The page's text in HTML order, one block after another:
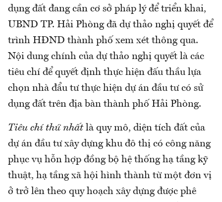
dụng đất đang cần cơ sở pháp lý để triển khai,
UBND TP. Hải Phòng đã dự thảo nghị quyết để
trình HĐND thành phố xem xét thông qua.
Nội dung chính của dự thảo nghị quyết là các
tiêu chí để quyết định thực hiện đấu thầu lựa
chọn nhà đẩu tư thực hiện dự án đầu tư có sử
dụng đất trên địa bàn thành phố Hải Phòng.
Tiêu chí thứ nhấtlà quy mô, diện tích đất của
dự án đầu tư xây dựng khu đô thị có công năng
phục vụ hỗn hợp đồng bộ hệ thống hạ tầng kỹ
thuật, hạ tầng xã hội hình thành từ một đơn vị
ở trở lên theo quy hoạch xây dựng được phê